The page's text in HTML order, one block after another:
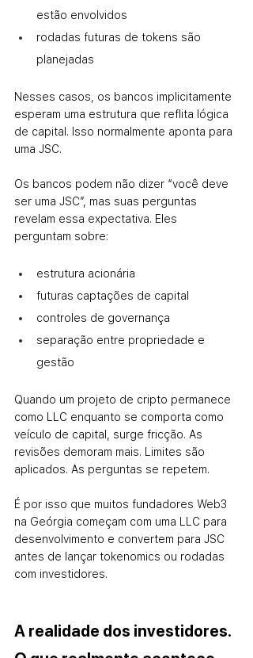
estão envolvidos
rodadas futuras de tokens são
planejadas
Nesses casos, os bancos implicitamente
esperam uma estrutura que reflita lógica
de capital. Isso normalmente aponta para
uma JSC.
Os bancos podem não dizer “você deve
ser uma JSC”, mas suas perguntas
revelam essa expectativa. Eles
perguntam sobre:
estrutura acionária
futuras captações de capital
controles de governança
separação entre propriedade e
gestão
Quando um projeto de cripto permanece
como LLC enquanto se comporta como
veículo de capital, surge fricção. As
revisões demoram mais. Limites são
aplicados. As perguntas se repetem.
É por isso que muitos fundadores Web3
na Geórgia começam com uma LLC para
desenvolvimento e convertem para JSC
antes de lançar tokenomics ou rodadas
com investidores.
A realidade dos investidores.